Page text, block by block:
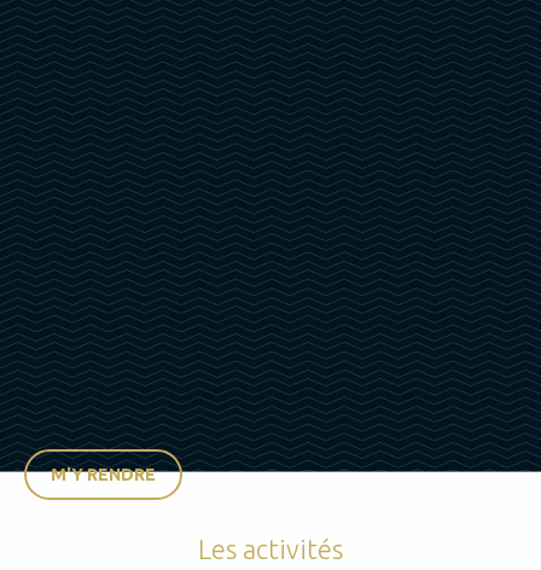
M'Y RENDRE
Les activités